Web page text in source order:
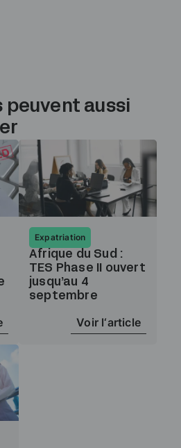
peuvent aussi
Expatriation
Afrique du Sud :
TES Phase II ouvert
jusqu’au 4
septembre
Voir l‘article